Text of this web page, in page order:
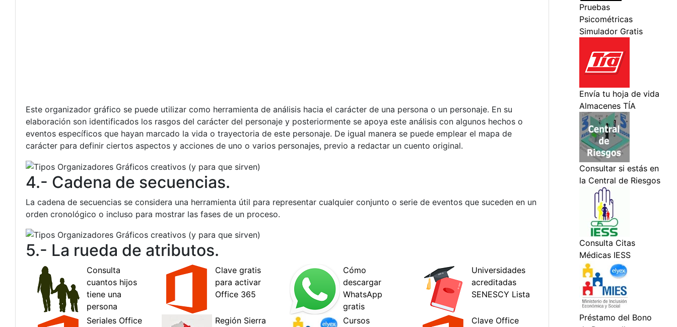
Este organizador gráfico se puede utilizar como herramienta de análisis hacia el carácter de una persona o un personaje. En su
elaboración son identificados los rasgos del carácter del personaje y posteriormente se apoya este análisis con algunos hechos o
eventos específicos que hayan marcado la vida o trayectoria de este personaje. De igual manera se puede emplear el mapa de
carácter para definir ciertos aspectos y acciones de uno o varios personajes, previo a redactar un cuento original.
4.- Cadena de secuencias.
La cadena de secuencias se considera una herramienta útil para representar cualquier conjunto o serie de eventos que suceden en un
orden cronológico o incluso para mostrar las fases de un proceso.
5.- La rueda de atributos.